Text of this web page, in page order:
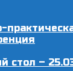
стол –